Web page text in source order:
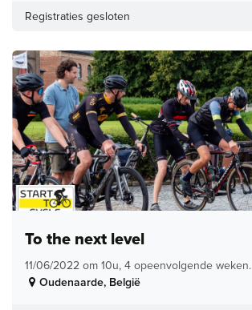
Registraties gesloten
To the next level
11/06/2022 om 10u, 4 opeenvolgende weken.
Oudenaarde, België